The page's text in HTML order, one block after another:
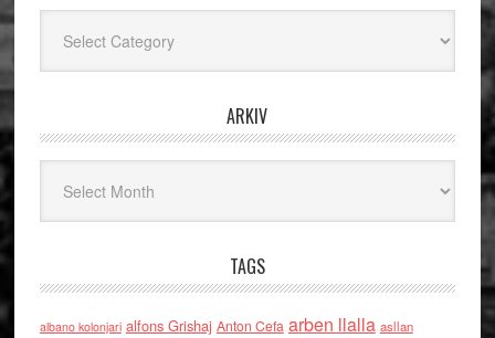
ARKIV
TAGS
albano kolonjari alfons Grishaj Anton Cefa arben llalla asllan